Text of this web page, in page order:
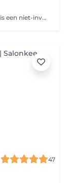
Wat is microdermabrasie? Microdermabrasie is een niet-invasieve exfoliërende behandeling waarbij een apparaat met een diamantkop gebruikt wordt om de bovenste laag van de huid (de dode huidcellen) voorzichtig te verwijderen. Dit stimuleert de aanmaak van nieuwe huidcellen en collageenproductie. Werkt microdermabrasie tegen rimpels? Ja, maar met beperkingen. Microdermabrasie kan: -Fijne lijntjes (zoals kraaienpootjes of lijntjes rond de mond) verminderen -De huid gladder, egaler en frisser laten ogen -De opname van huidverzorgingsproducten verbeteren -De aanmaak van collageen stimuleren, wat op lange termijn helpt bij huidversteviging Maar: -Diepere rimpels of verlies van volume (zoals bij nasolabiale plooien) kunnen niet effectief worden behandeld met microdermabrasie -Het effect is tijdelijk en vereist meerdere behandelingen -Resultaten zijn subtieler dan bij bv. laserbehandelingen, fillers of botox Behandeling: - Reinigen - Dieptereiniging - Onzuiverheden verwijderen - Microdermabrasie - Massage Gelaat en Decolleté - Masker - Serum - Dag-/nachtverzorging
47